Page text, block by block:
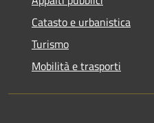
Catasto e urbanistica
Turismo
Mobilità e trasporti